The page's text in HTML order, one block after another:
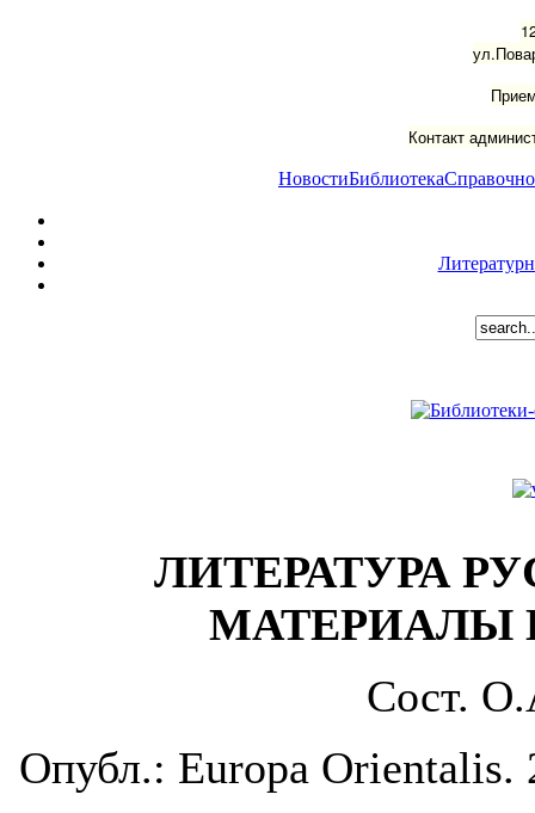
Контакт
НовостиБиблиотека
ЛИТЕРАТУРА
МАТЕРИАЛЫ
Сост.
Опубл.: Europa